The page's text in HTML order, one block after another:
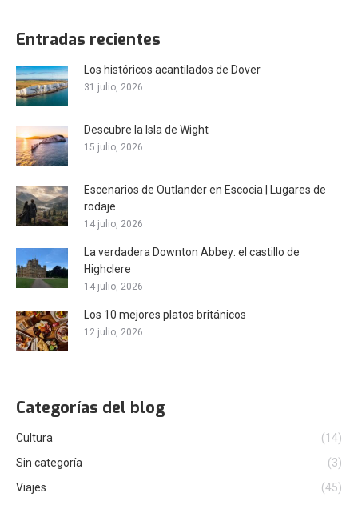
Entradas recientes
Los históricos acantilados de Dover
31 julio, 2026
Descubre la Isla de Wight
15 julio, 2026
Escenarios de Outlander en Escocia | Lugares de
rodaje
14 julio, 2026
La verdadera Downton Abbey: el castillo de
Highclere
14 julio, 2026
Los 10 mejores platos británicos
12 julio, 2026
Categorías del blog
Cultura
(14)
Sin categoría
(3)
Viajes
(45)